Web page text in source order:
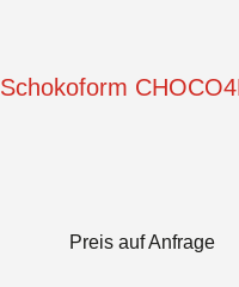
Schokoform
Preis auf Anfrage